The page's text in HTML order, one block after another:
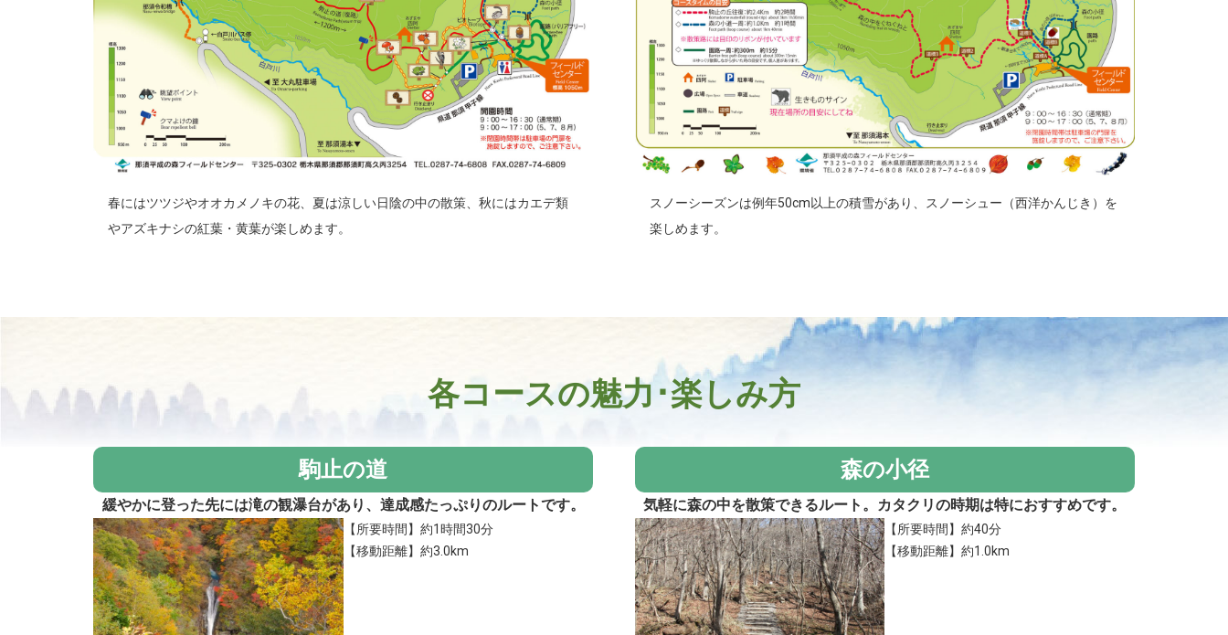
春にはツツジやオオカメノキの花、夏は涼しい日陰の中の散策、秋にはカエデ類
やアズキナシの紅葉・黄葉が楽しめます。
スノーシーズンは例年50cm以上の積雪があり、スノーシュー（西洋かんじき）を
楽しめます。
各コースの魅力･楽しみ方
駒止の道
緩やかに登った先には滝の観瀑台があり、達成感たっぷりのルートです。
【所要時間】約1時間30分
【移動距離】約3.0km
森の小径
気軽に森の中を散策できるルート。カタクリの時期は特におすすめです。
【所要時間】約40分
【移動距離】約1.0km